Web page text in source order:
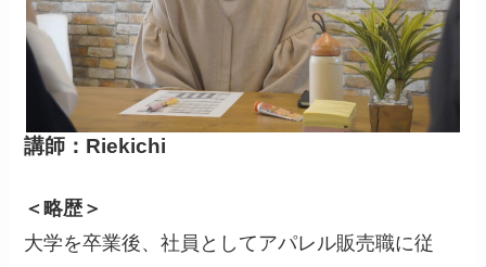
講師：Riekichi
＜略歴＞
大学を卒業後、社員としてアパレル販売職に従